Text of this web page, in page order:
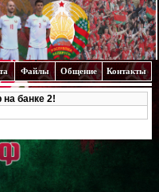
Файлы Общение Контакты
банке 2!